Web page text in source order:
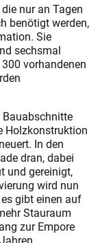
nur an Tagen
benötigt werden,
Sie
sechsmal
vorhandenen
Holzkonstruktion
In den
dran, dabei
und gereinigt,
wird nun
gibt einen auf
Stauraum
zur Empore